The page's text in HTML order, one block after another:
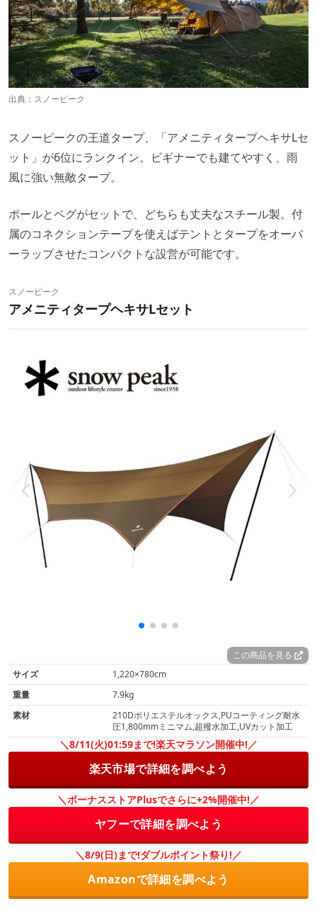
出典： スノーピーク
スノーピークの王道タープ、「アメニティタープヘキサLセ
ット」が6位にランクイン。ビギナーでも建てやすく、雨
風に強い無敵タープ。
ポールとペグがセットで、どちらも丈夫なスチール製。付
属のコネクションテープを使えばテントとタープをオーバ
ーラップさせたコンパクトな設営が可能です。
スノーピーク
アメニティタープヘキサLセット
この商品を見る
サイズ
1,220×780cm
重量
7.9kg
素材
210Dポリエステルオックス,PUコーティング耐水
圧1,800mmミニマム,超撥水加工,UVカット加工
＼8/11(火)01:59まで!楽天マラソン開催中!／
楽天市場で詳細を調べよう
＼ボーナスストアPlusでさらに+2%開催中!／
ヤフーで詳細を調べよう
＼8/9(日)まで!ダブルポイント祭り!／
Amazonで詳細を調べよう